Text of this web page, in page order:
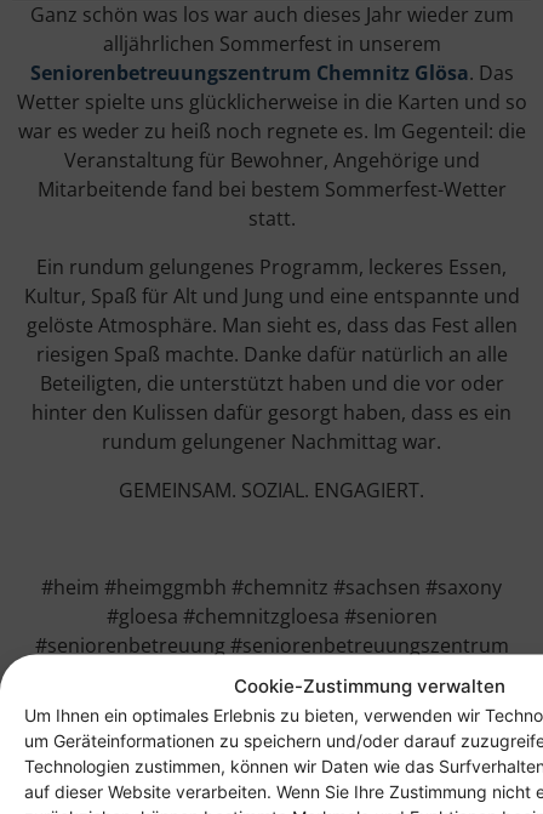
Cookie-Zustimmung verwalten
Um Ihnen ein optimales Erlebnis zu bieten, verwenden wir
um Geräteinformationen zu speichern und/oder darauf
Technologien zustimmen, können wir Daten wie das
auf dieser Website verarbeiten. Wenn Sie Ihre Zustimmung nicht
Ganz schön was los war auch dieses Jahr wieder zum
alljährlichen Sommerfest in unserem
Seniorenbetreuungszentrum Chemnitz Glösa. Das
Wetter spielte uns glücklicherweise in die Karten und so
war es weder zu heiß noch regnete es. Im Gegenteil: die
Veranstaltung für Bewohner, Angehörige und
Mitarbeitende fand bei bestem Sommerfest-Wetter
statt.
Ein rundum gelungenes Programm, leckeres Essen,
Kultur, Spaß für Alt und Jung und eine entspannte und
gelöste Atmosphäre. Man sieht es, dass das Fest allen
riesigen Spaß machte. Danke dafür natürlich an alle
Beteiligten, die unterstützt haben und die vor oder
hinter den Kulissen dafür gesorgt haben, dass es ein
rundum gelungener Nachmittag war.
GEMEINSAM. SOZIAL. ENGAGIERT.
#heim #heimggmbh #chemnitz #sachsen #saxony
#gloesa #chemnitzgloesa #senioren
#seniorenbetreuung #seniorenbetreuungszentrum
#sbz #sommer #sommerfest #gemeinsam #sozial
#engagiert